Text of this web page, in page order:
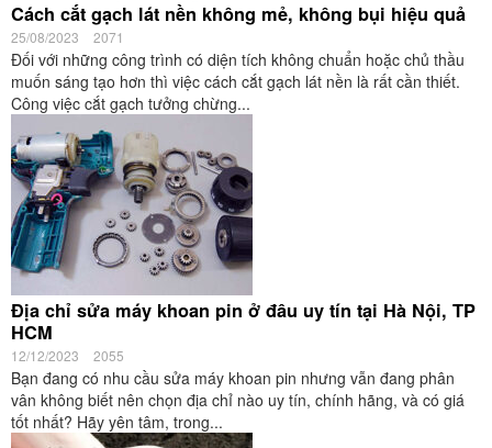
Cách cắt gạch lát nền không mẻ, không bụi hiệu quả
25/08/2023 2071
Đối với những công trình có diện tích không chuẩn hoặc chủ thầu
muốn sáng tạo hơn thì việc cách cắt gạch lát nền là rất cần thiết.
Công việc cắt gạch tưởng chừng...
Địa chỉ sửa máy khoan pin ở đâu uy tín tại Hà Nội, TP
HCM
12/12/2023 2055
Bạn đang có nhu cầu sửa máy khoan pin nhưng vẫn đang phân
vân không biết nên chọn địa chỉ nào uy tín, chính hãng, và có giá
tốt nhất? Hãy yên tâm, trong...